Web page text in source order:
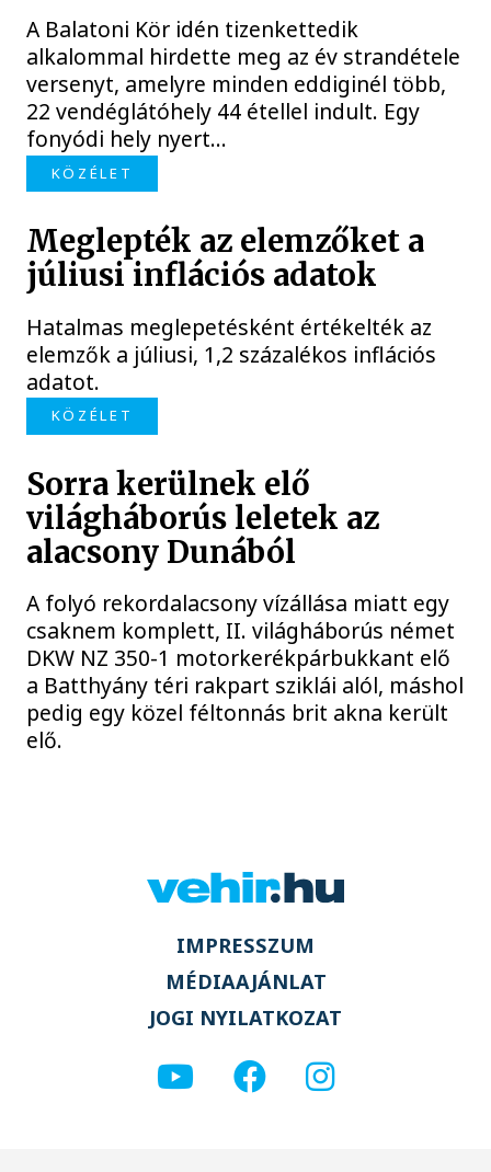
A Balatoni Kör idén tizenkettedik
alkalommal hirdette meg az év strandétele
versenyt, amelyre minden eddiginél több,
22 vendéglátóhely 44 étellel indult. Egy
fonyódi hely nyert...
KÖZÉLET
Meglepték az elemzőket a
júliusi inflációs adatok
Hatalmas meglepetésként értékelték az
elemzők a júliusi, 1,2 százalékos inflációs
adatot.
KÖZÉLET
Sorra kerülnek elő
világháborús leletek az
alacsony Dunából
A folyó rekordalacsony vízállása miatt egy
csaknem komplett, II. világháborús német
DKW NZ 350-1 motorkerékpárbukkant elő
a Batthyány téri rakpart sziklái alól, máshol
pedig egy közel féltonnás brit akna került
elő.
IMPRESSZUM
MÉDIAAJÁNLAT
JOGI NYILATKOZAT